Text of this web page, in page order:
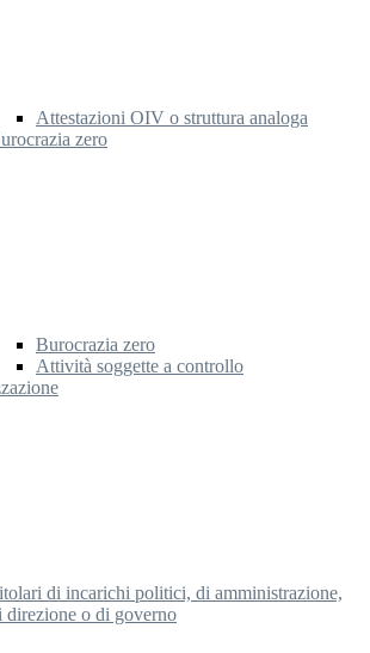
Attestazioni OIV o struttura analoga
zero
Burocrazia zero
Attività soggette a controllo
di incarichi politici, di amministrazione,
direzione o di governo